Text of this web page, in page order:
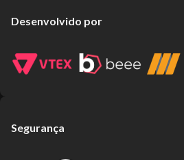
Desenvolvido por
Segurança